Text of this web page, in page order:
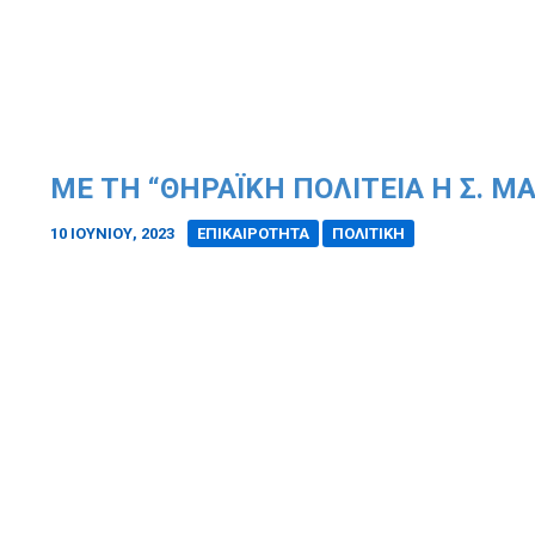
ΜΕ ΤΗ “ΘΗΡΑΪΚΉ ΠΟΛΙΤΕΊΑ Η Σ.
10 ΙΟΥΝΊΟΥ, 2023 ΕΠΙΚΑΙΡΟΤΗΤΑ ΠΟΛΙΤΙΚΗ